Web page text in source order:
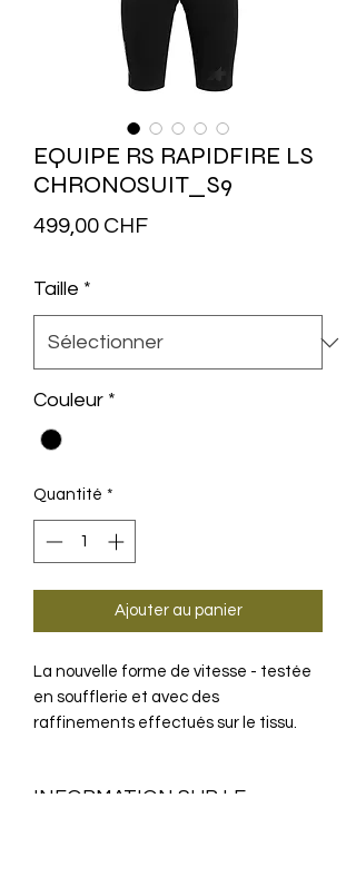
EQUIPE RS RAPIDFIRE LS
CHRONOSUIT_S9
499,00 CHFPrix
Taille *
Couleur *
Quantité *
Ajouter au panier
La nouvelle forme de vitesse - testée
en soufflerie et avec des
raffinements effectués sur le tissu.
INFORMATION SUR LE